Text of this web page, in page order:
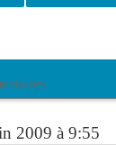
2009 à 9:55